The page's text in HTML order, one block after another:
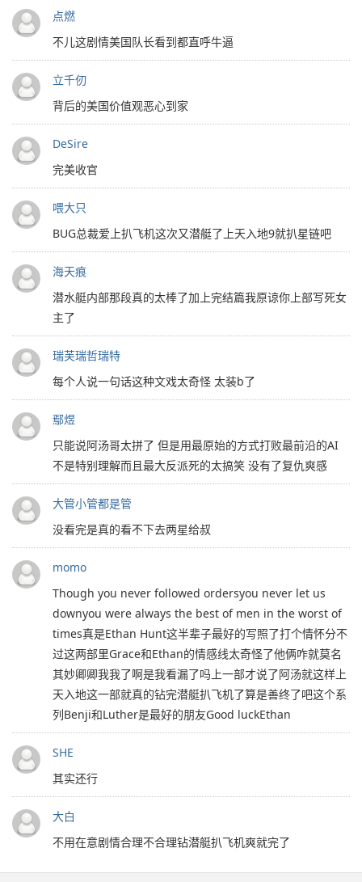
点燃
不儿这剧情美国队长看到都直呼牛逼
立千仞
背后的美国价值观恶心到家
DeSire
完美收官
喂大只
BUG总裁爱上扒飞机这次又潜艇了上天入地9就扒星链吧
海天痕
潜水艇内部那段真的太棒了加上完结篇我原谅你上部写死女
主了
瑞芙瑞哲瑞特
每个人说一句话这种文戏太奇怪 太装b了
鄢煜
只能说阿汤哥太拼了 但是用最原始的方式打败最前沿的AI
不是特别理解而且最大反派死的太搞笑 没有了复仇爽感
大管小管都是管
没看完是真的看不下去两星给叔
momo
Though you never followed ordersyou never let us
downyou were always the best of men in the worst of
times真是Ethan Hunt这半辈子最好的写照了打个情怀分不
过这两部里Grace和Ethan的情感线太奇怪了他俩咋就莫名
其妙卿卿我我了啊是我看漏了吗上一部才说了阿汤就这样上
天入地这一部就真的钻完潜艇扒飞机了算是善终了吧这个系
列Benji和Luther是最好的朋友Good luckEthan
SHE
其实还行
大白
不用在意剧情合理不合理钻潜艇扒飞机爽就完了